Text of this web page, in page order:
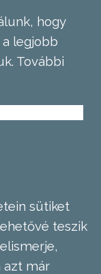
hogy
legjobb
További
sütiket
teszik
azt már